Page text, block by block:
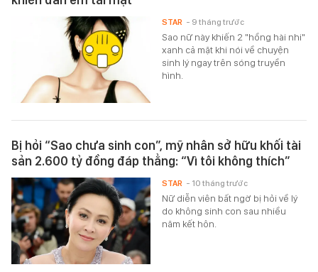
Sao nữ này khiến 2 "hồng hài nhi"
xanh cả mặt khi nói về chuyện
sinh lý ngay trên sóng truyền
hình.
STAR - 9 tháng trước
Bị hỏi “Sao chưa sinh con”, mỹ nhân sở hữu khối tài
sản 2.600 tỷ đồng đáp thẳng: “Vì tôi không thích”
Nữ diễn viên bất ngờ bị hỏi về lý
do không sinh con sau nhiều
năm kết hôn.
STAR - 10 tháng trước